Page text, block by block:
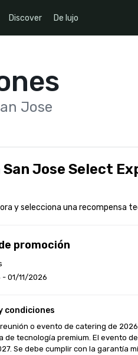
Discover De lujo
Jose
San Jose Select
y selecciona una recompensa
promoción
01/11/2026
condiciones
o evento de catering de
de tecnología premium. El evento
Se debe cumplir con la garantía